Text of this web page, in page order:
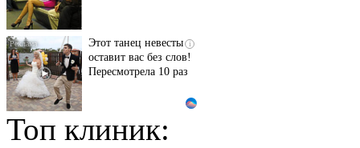
i
Этот танец невесты
оставит вас без слов!
Пересмотрела 10 раз
Ржу не переставая, это
видео пересмотришь
Топ клиник: